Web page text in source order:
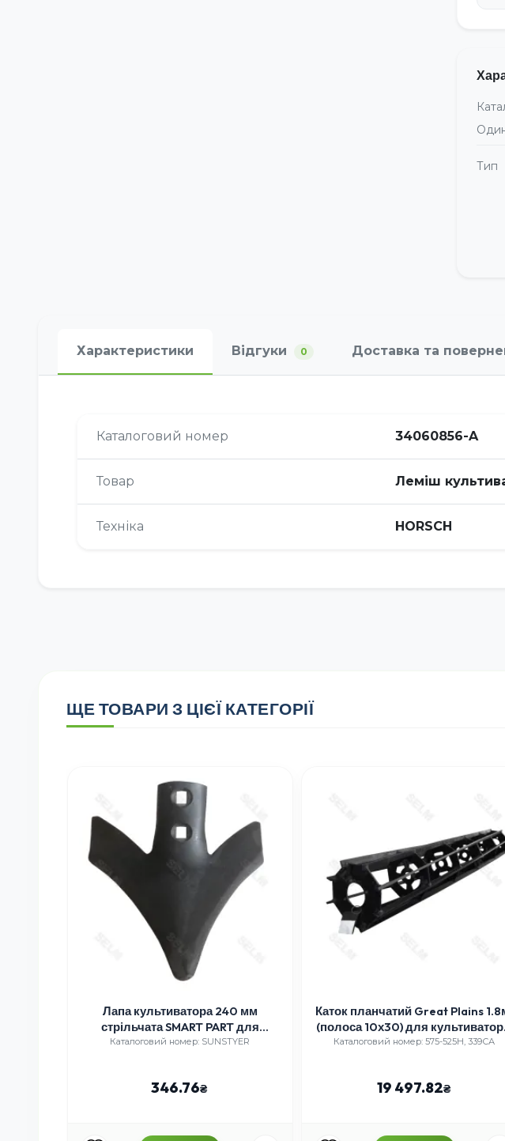
Тип
Характеристики Відгуки 0 Доставка та
Каталоговий номер 34060856-A
Товар Леміш
Техніка HORSСH
ЩЕ ТОВАРИ З ЦІЄЇ КАТЕГОРІЇ
Лапа культиватора 240 мм
стрільчата SMART PART для
сільгосптехніки, SUNSTYER
Каталоговий номер: SUNSTYER
346.76
Каток планчатий Great Plains
(полоса 10х30) для
артикул 575-525H/339СА
Каталоговий номер: 575-525H, 339СА
19 497.82